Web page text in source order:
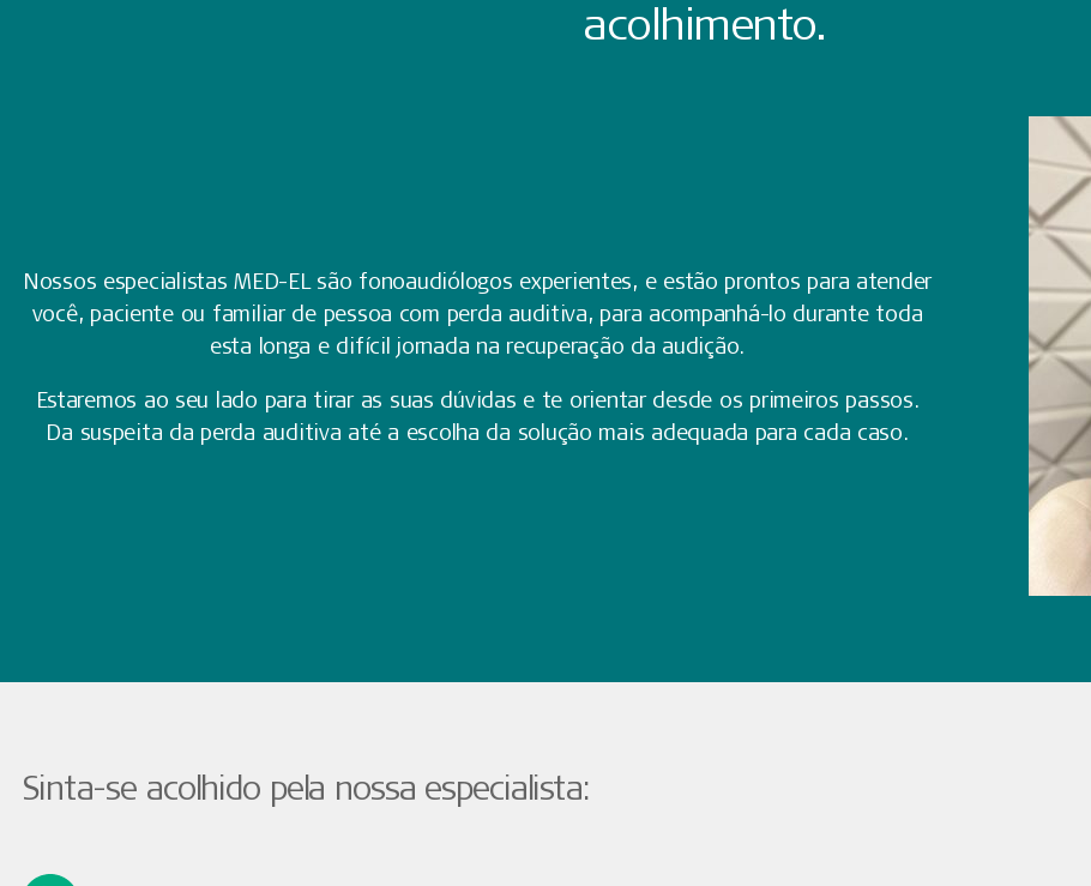
acolhimento.
Nossos especialistas MED-EL são fonoaudiólogos experientes, e estão prontos para atender
você, paciente ou familiar de pessoa com perda auditiva, para acompanhá-lo durante toda
esta longa e difícil jornada na recuperação da audição.
Estaremos ao seu lado para tirar as suas dúvidas e te orientar desde os primeiros passos.
Da suspeita da perda auditiva até a escolha da solução mais adequada para cada caso.
Sinta-se acolhido pela nossa especialista: